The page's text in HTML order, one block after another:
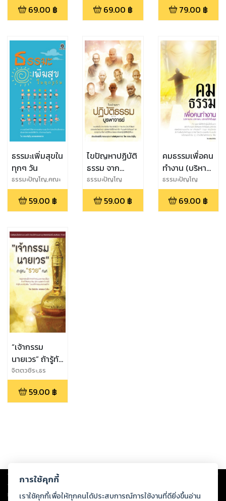
69.00 ฿ 69.00 ฿ 79.00 ฿
ธรรมะเพิ่มสุขใน
ทุกๆ วัน
ธรรมะปัญโญ,คณะ
สหายธรรม
59.00 ฿
ไขปัญหาปฏิบัติ
ธรรม จาก
บูรพาจารย์
ธรรมะปัญโญ
59.00 ฿
คมธรรมเพื่อคน
ทำงาน (บริหาร
งาน บริหารคน
บริหารใจให้
เป็นสุข)
ธรรมะปัญโญ
69.00 ฿
“เจ้ากรรม
นายเวร” ถ้ารู้ทัน
“รวย” ทันที
จิตตวชิระ,ธร
รมะปัญโญ
59.00 ฿
Copyright © 2026
ต่อผลงานหรือเนื้อหาใดที่อัปโหลดผ่านเว็บไซต์และปรากฏว่าละเมิดสิทธิใน
ทรัพย์สินทางปัญญาของบุคคลอื่นหรือขัดต่อกฎหมายและศีลธรรม ดังนั้น ผู้อ่าน
การใช้คุกกี้
เราใช้คุกกี้เพื่อให้ทุกคนได้ประสบการณ์การใช้งานที่ดียิ่งขึ้นอ่าน